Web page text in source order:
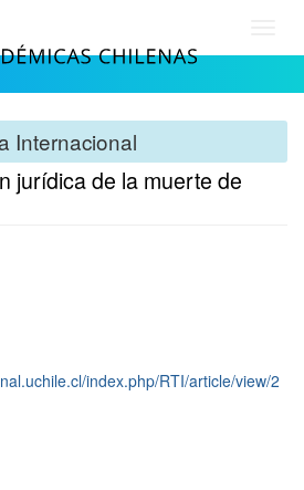
Internacional
jurídica de la muerte de
index.php/RTI/article/view/2